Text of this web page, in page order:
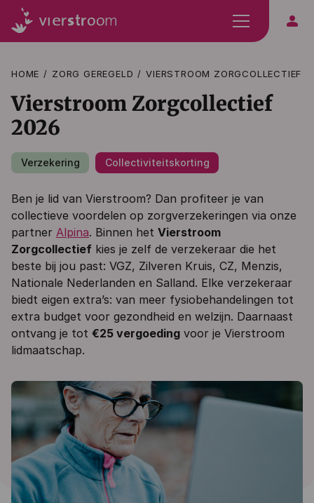
person
HOME ZORG GEREGELD VIERSTROOM ZORGCOLLECTIEF
Vierstroom Zorgcollectief
2026
Verzekering Collectiviteitskorting
Ben je lid van Vierstroom? Dan profiteer je van
collectieve voordelen op zorgverzekeringen via onze
partner Alpina. Binnen het Vierstroom
Zorgcollectief kies je zelf de verzekeraar die het
beste bij jou past: VGZ, Zilveren Kruis, CZ, Menzis,
Nationale Nederlanden en Salland. Elke verzekeraar
biedt eigen extra’s: van meer fysiobehandelingen tot
extra budget voor gezondheid en welzijn. Daarnaast
ontvang je tot €25 vergoeding voor je Vierstroom
lidmaatschap.